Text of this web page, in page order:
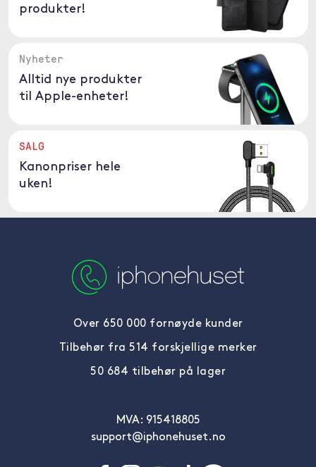
produkter!
Nyheter
Alltid nye produkter
til Apple-enheter!
SALG
Kanonpriser hele
uken!
Over 650 000 fornøyde kunder
Tilbehør fra 514 forskjellige merker
50 684 tilbehør på lager
MVA: 915418805
support@iphonehuset.no